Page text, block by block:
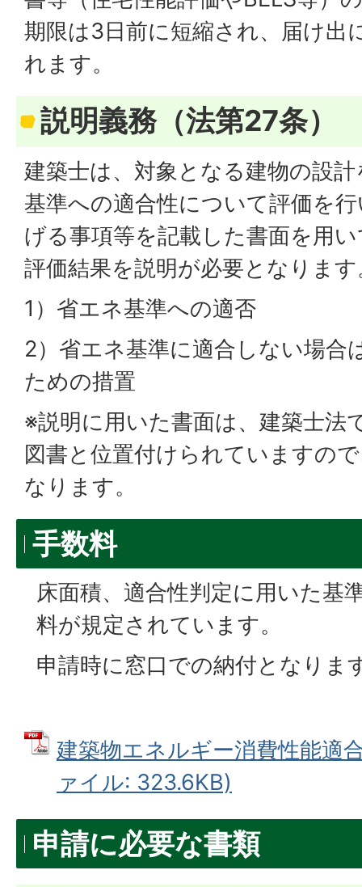
期限は3日前に短縮され、届け出
れます。
説明義務（法第27条）
建築士は、対象となる建物の設
基準への適合性について評価を
げる事項等を記載した書面を用
評価結果を説明が必要となります
1）省エネ基準への適否
2）省エネ基準に適合しない場合
ための措置
※説明に用いた書面は、建築士法
図書と位置付けられていますの
なります。
手数料
床面積、適合性判定に用いた基
料が規定されています。
申請時に窓口での納付となりま
建築物エネルギー消費性能適
ァイル: 323.6KB)
申請に必要な書類